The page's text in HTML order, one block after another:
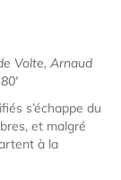
Volte, Arnaud
80'
s’échappe du
et malgré
à la